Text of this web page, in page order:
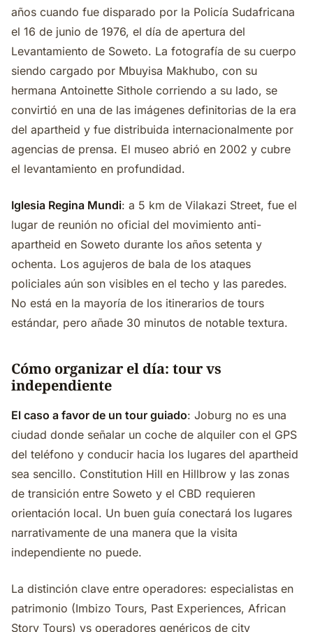
años cuando fue disparado por la Policía Sudafricana
el 16 de junio de 1976, el día de apertura del
Levantamiento de Soweto. La fotografía de su cuerpo
siendo cargado por Mbuyisa Makhubo, con su
hermana Antoinette Sithole corriendo a su lado, se
convirtió en una de las imágenes definitorias de la era
del apartheid y fue distribuida internacionalmente por
agencias de prensa. El museo abrió en 2002 y cubre
el levantamiento en profundidad.
Iglesia Regina Mundi: a 5 km de Vilakazi Street, fue el
lugar de reunión no oficial del movimiento anti-
apartheid en Soweto durante los años setenta y
ochenta. Los agujeros de bala de los ataques
policiales aún son visibles en el techo y las paredes.
No está en la mayoría de los itinerarios de tours
estándar, pero añade 30 minutos de notable textura.
Cómo organizar el día: tour vs
independiente
El caso a favor de un tour guiado: Joburg no es una
ciudad donde señalar un coche de alquiler con el GPS
del teléfono y conducir hacia los lugares del apartheid
sea sencillo. Constitution Hill en Hillbrow y las zonas
de transición entre Soweto y el CBD requieren
orientación local. Un buen guía conectará los lugares
narrativamente de una manera que la visita
independiente no puede.
La distinción clave entre operadores: especialistas en
patrimonio (Imbizo Tours, Past Experiences, African
Story Tours) vs operadores genéricos de city